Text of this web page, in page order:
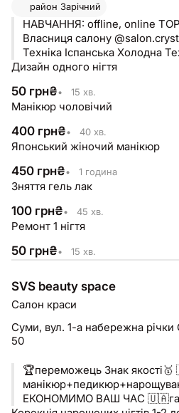
район Зарічний
НАВЧАННЯ: offline, online
Власниця салону
Техніка Іспанська Холодна
Дизайн одного нігтя
50 грн₴• 15 хв.
Манікюр чоловічий
400 грн₴• 40 хв.
Японський жіночий манікюр
450 грн₴• 1 година
Зняття гель лак
100 грн₴• 45 хв.
Ремонт 1 нігтя
50 грн₴• 15 хв.
SVS beauty space
Салон краси
Суми, вул. 1-а набережна річки
50
🏆переможець Знак
ЕКОНОМИМО ВАШ ЧАС